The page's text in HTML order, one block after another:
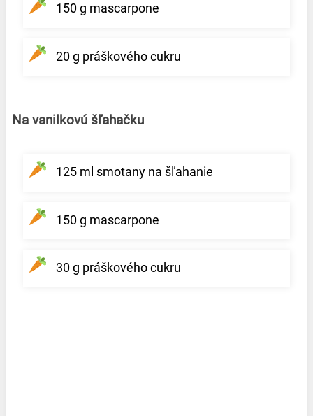
150 g mascarpone
20 g práškového cukru
Na vanilkovú šľahačku
125 ml smotany na šľahanie
150 g mascarpone
30 g práškového cukru